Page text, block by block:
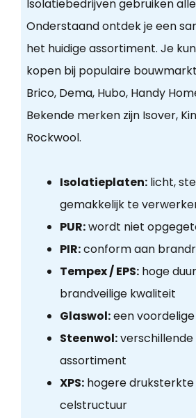
Isolatiebedrijven gebruiken
Onderstaand ontdek je een
het huidige assortiment. Je
kopen bij populaire
Brico, Dema, Hubo, Handy
Bekende merken zijn Isover,
Rockwool.
Isolatieplaten:licht,
gemakkelijk te
PUR:wordt niet
PIR:conform aan
Tempex / EPS:hoge
brandveilige kwaliteit
Glaswol:een
Steenwol:
assortiment
XPS:hogere druksterkte
celstructuur